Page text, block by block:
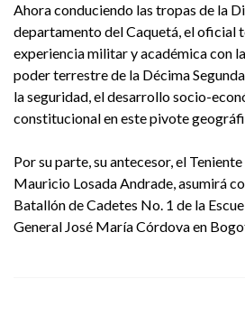
Ahora conduciendo las tropas de la
departamento del Caquetá, el oficial
experiencia militar y académica con
poder terrestre de la Décima
la seguridad, el desarrollo socio-
constitucional en este pivote
Por su parte, su antecesor, el
Mauricio Losada Andrade, asumirá
Batallón de Cadetes No. 1 de la
General José María Córdova en